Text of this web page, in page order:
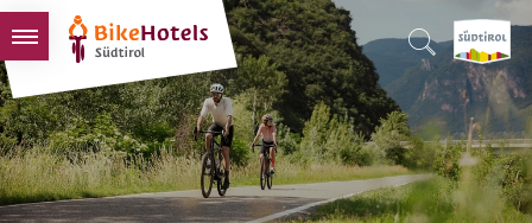
BIKEHOTELS
HOTELS & PAKETE
TOUREN & REVIERE